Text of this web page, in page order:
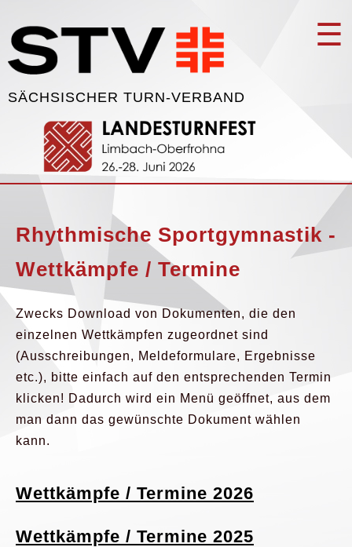
SÄCHSISCHER TURN-VERBAND
☰
Rhythmische Sportgymnastik -
Wettkämpfe / Termine
Zwecks Download von Dokumenten, die den
einzelnen Wettkämpfen zugeordnet sind
(Ausschreibungen, Meldeformulare, Ergebnisse
etc.), bitte einfach auf den entsprechenden Termin
klicken! Dadurch wird ein Menü geöffnet, aus dem
man dann das gewünschte Dokument wählen
kann.
Wettkämpfe / Termine 2026
Wettkämpfe / Termine 2025